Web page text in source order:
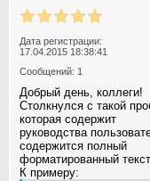
Дата регистрации:
17.04.2015 18:38:41
Сообщений: 1
Добрый день, коллеги!
Столкнулся с такой
которая содержит
руководства
содержится полный
форматированный
К примеру: